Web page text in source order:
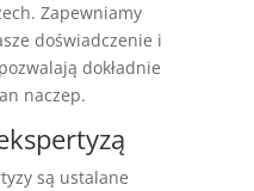
Zapewniamy
doświadczenie i
dokładnie
naczep.
są ustalane